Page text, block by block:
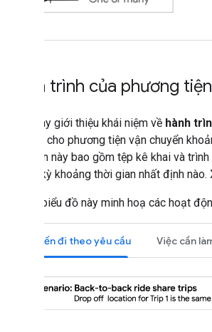
Hành trình của phương tiện
Phần này giới thiệu khái niệm về hành
chỉ định cho phương tiện vận chuyển
thông tin này bao gồm tệp kê khai và
tại bất kỳ khoảng thời gian nhất định
Những biểu đồ này minh hoạ các hoạt
Chuyến đi theo yêu cầu Việc cần